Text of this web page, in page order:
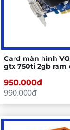
Card màn hình
gtx 750ti 2gb ram
950.000đ
990.000đ